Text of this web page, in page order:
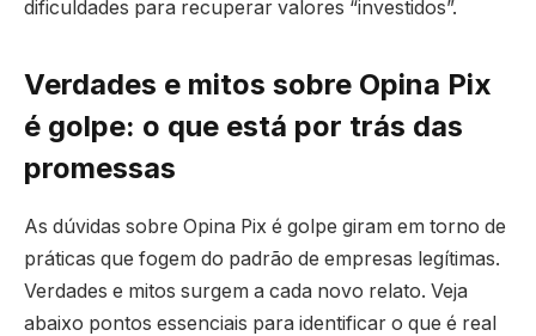
dificuldades para recuperar valores “investidos”.
Verdades e mitos sobre Opina Pix
é golpe: o que está por trás das
promessas
As dúvidas sobre Opina Pix é golpe giram em torno de
práticas que fogem do padrão de empresas legítimas.
Verdades e mitos surgem a cada novo relato. Veja
abaixo pontos essenciais para identificar o que é real